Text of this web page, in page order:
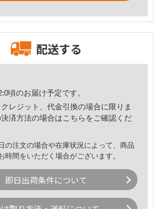
配送する
頃のお届け予定です。
レジット、代金引換の場合に限りま
済方法の場合はこちら をご確認くだ
の注文の場合や在庫状況によって、商品
時間をいただく場合がございます。
即日出荷条件について